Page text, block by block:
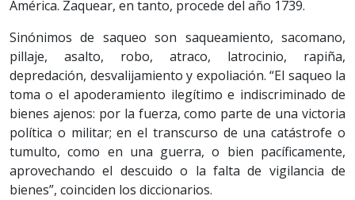
América. Zaquear, en tanto, procede del año 1739.
Sinónimos de saqueo son saqueamiento, sacomano,
pillaje, asalto, robo, atraco, latrocinio, rapiña,
depredación, desvalijamiento y expoliación. “El saqueo la
toma o el apoderamiento ilegítimo e indiscriminado de
bienes ajenos: por la fuerza, como parte de una victoria
política o militar; en el transcurso de una catástrofe o
tumulto, como en una guerra, o bien pacíficamente,
aprovechando el descuido o la falta de vigilancia de
bienes”, coinciden los diccionarios.